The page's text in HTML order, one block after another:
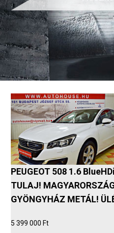
PEUGEOT 508 1.6
TULAJ!
GYÖNGYHÁZ METÁL!
5 399 000 Ft